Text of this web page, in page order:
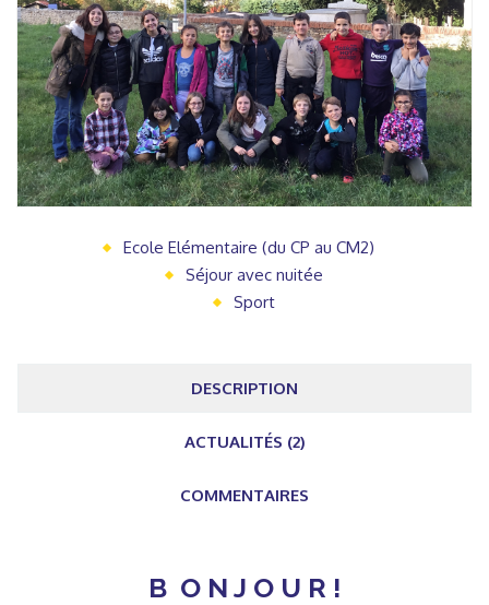
Ecole Elémentaire (du CP au CM2)
Séjour avec nuitée
Sport
DESCRIPTION
ACTUALITÉS (2)
COMMENTAIRES
B O N J O U R !